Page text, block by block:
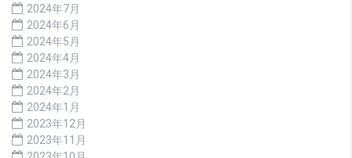
2024年7月
2024年6月
2024年5月
2024年4月
2024年3月
2024年2月
2024年1月
2023年12月
2023年11月